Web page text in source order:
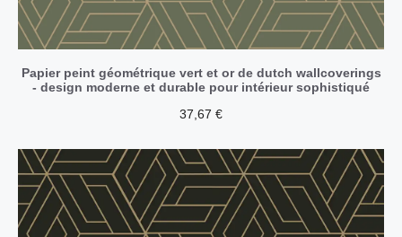
Papier peint géométrique vert et or de dutch wallcoverings
- design moderne et durable pour intérieur sophistiqué
37,67 €